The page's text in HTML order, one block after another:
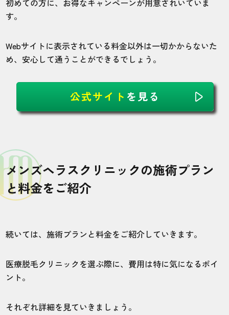
す。
Webサイトに表示されている料金以外は一切かからないた
め、安心して通うことができるでしょう。
公式サイト を見る
メンズヘラスクリニックの施術プラン
と料金をご紹介
続いては、施術プランと料金をご紹介していきます。
医療脱毛クリニックを選ぶ際に、費用は特に気になるポイ
ント。
それぞれ詳細を見ていきましょう。